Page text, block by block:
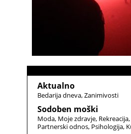
Aktualno
Bedarija dneva Zanimivosti
Sodoben moški
Moda Moje zdravje Rekreacija
Partnerski odnos Psihologija